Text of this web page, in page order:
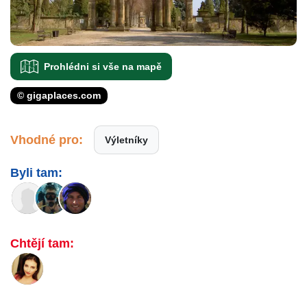
Prohlédni si vše na mapě
© gigaplaces.com
Vhodné pro: Výletníky
Byli tam:
Chtějí tam: